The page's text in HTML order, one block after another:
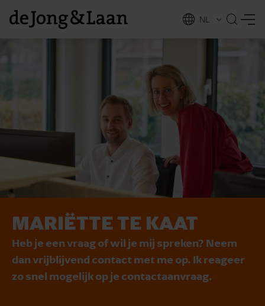
EN
NL
MARIËTTE TE KAAT
Heb je een vraag of wil je mij spreken? Neem
dan vrijblijvend contact met me op. Ik reageer
zo snel mogelijk op je contactaanvraag.